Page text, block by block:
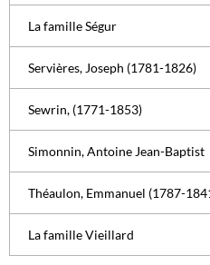
La famille Ségur
Servières, Joseph (1781-1826)
Sewrin, (1771-1853)
Simonnin, Antoine Jean-Baptist
Théaulon, Emmanuel (1787-
La famille Vieillard